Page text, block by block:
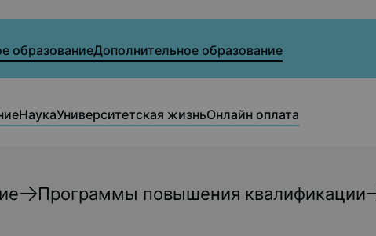
образованиеДополнительное образование
НаукаУниверситетская жизньОнлайн оплата
Программы повышения квалификации